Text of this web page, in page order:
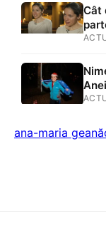
Cât
ana-maria geană